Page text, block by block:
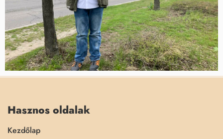
Hasznos oldalak
Kezdőlap